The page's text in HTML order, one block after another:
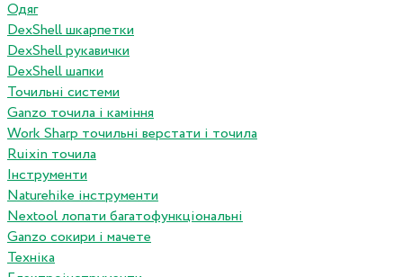
Одяг
DexShell шкарпетки
DexShell рукавички
DexShell шапки
Точильні системи
Ganzo точила і каміння
Work Sharp точильні верстати і точила
Ruixin точила
Інструменти
Naturehike інструменти
Nextool лопати багатофункціональні
Ganzo сокири і мачете
Техніка